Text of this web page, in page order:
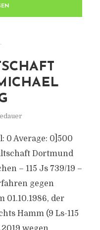
0 Average: 0]500
Dortmund
– 115 Js 739/19 –
gegen
01.10.1986, der
Hamm (9 Ls-115